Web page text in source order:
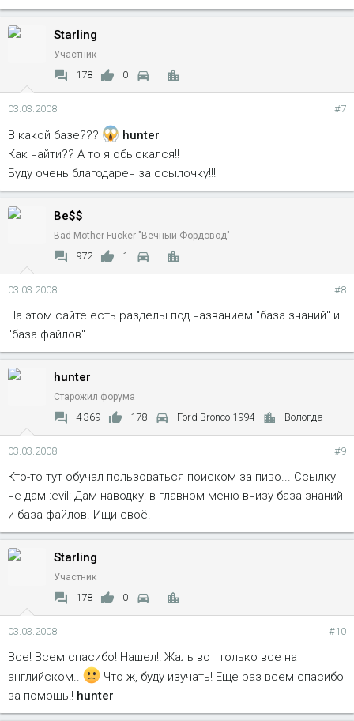
Starling
Участник
178 0
03.03.2008 #7
В какой базе???
hunter
Как найти?? А то я обыскался!!
Буду очень благодарен за ссылочку!!!
Be$$
Bad Mother Fucker "Вечный Фордовод"
972 1
03.03.2008 #8
На этом сайте есть разделы под названием "база знаний" и
"база файлов"
hunter
Старожил форума
4 369 178 Ford Bronco 1994 Вологда
03.03.2008 #9
Кто-то тут обучал пользоваться поиском за пиво... Ссылку
не дам :evil: Дам наводку: в главном меню внизу база знаний
и база файлов. Ищи своё.
Starling
Участник
178 0
03.03.2008 #10
Все! Всем спасибо! Нашел!! Жаль вот только все на
английском..
Что ж, буду изучать! Еще раз всем спасибо
за помощь!! hunter